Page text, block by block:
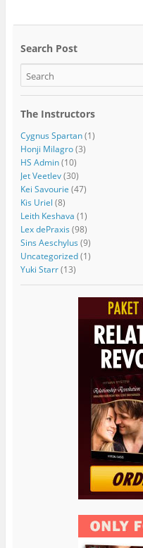
Search Post
The Instructors
Cygnus Spartan(1)
Honji Milagro(3)
HS Admin(10)
Jet Veetlev(30)
Kei Savourie (47)
Kis Uriel (8)
Leith Keshava (1)
Lex dePraxis (98)
Sins Aeschylus (9)
Uncategorized(1)
Yuki Starr(13)